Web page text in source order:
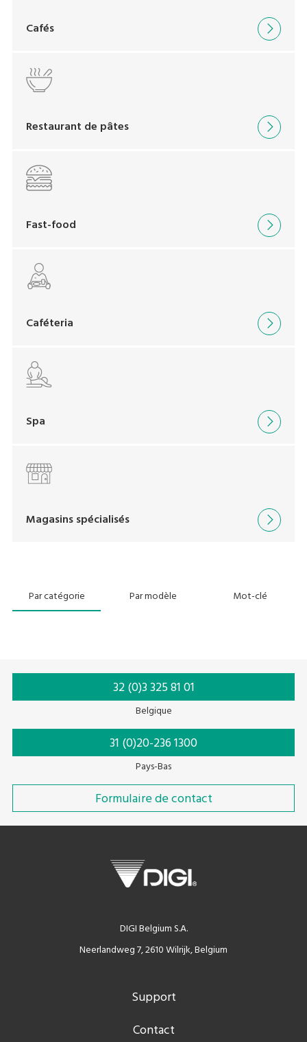
Cafés
Restaurant de pâtes
Fast-food
Caféteria
Spa
Magasins spécialisés
Par catégorie Par modèle Mot-clé
32 (0)3 325 81 01
Belgique
31 (0)20-236 1300
Pays-Bas
Formulaire de contact
DIGI Belgium S.A.
Neerlandweg 7, 2610 Wilrijk, Belgium
Support
Contact